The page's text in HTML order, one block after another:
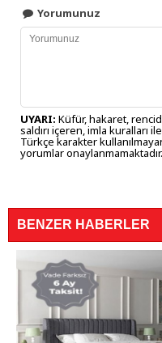
Yorumunuz
UYARI: Küfür, hakaret,
saldırı içeren, imla kuralları
Türkçe karakter
yorumlar onaylanmamaktadır.
BENZER HABERLER